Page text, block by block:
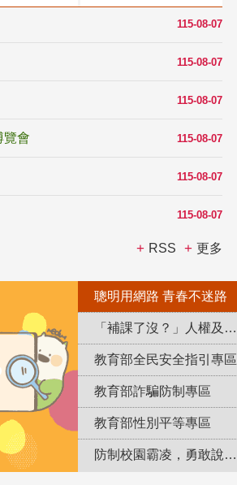
115-08-07
115-08-07
115-08-07
115-08-07
覽會
115-08-07
115-08-07
RSS 更多
聰明用網路 青春不迷路
「補課了沒？」人權及轉型正義教育專區
教育部全民安全指引專區
教育部詐騙防制專區
教育部性別平等專區
防制校園霸凌，勇敢說出來！